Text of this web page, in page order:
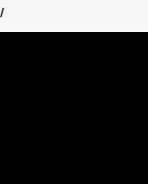
4 Lékaři · 1 Kliniky